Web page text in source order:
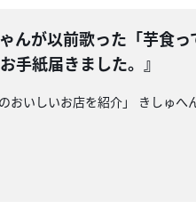
んが以前歌った「芋食
手紙届きました。』
おいしいお店を紹介」 きしゅ